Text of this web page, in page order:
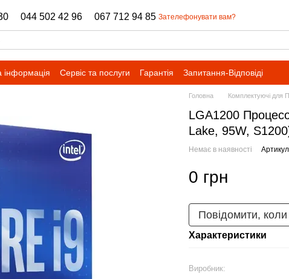
044 502 42 96 067 712 94 85 Зателефонувати вам?
інформація Сервіс та послуги Гарантія Запитання-Відповіді
Головна Комплектуючі для
LGA1200
Lake, 95W,
Немає в наявності
0 грн
Повідомити, коли
Характеристики
Виробник: